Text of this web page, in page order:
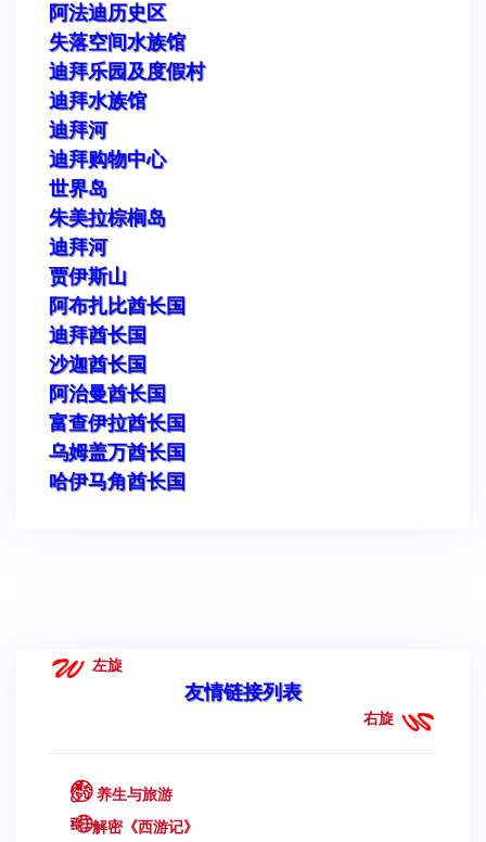
阿法迪历史区
失落空间水族馆
迪拜乐园及度假村
迪拜水族馆
迪拜河
迪拜购物中心
世界岛
朱美拉棕榈岛
迪拜河
贾伊斯山
阿布扎比酋长国
迪拜酋长国
沙迦酋长国
阿治曼酋长国
富查伊拉酋长国
乌姆盖万酋长国
哈伊马角酋长国
左旋
友情链接列表
右旋
养生与旅游
解密《西游记》